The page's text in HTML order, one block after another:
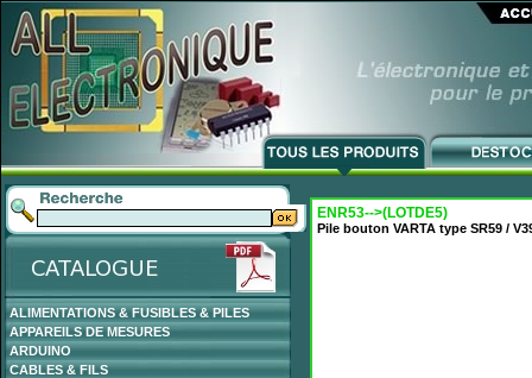
ALIMENTATIONS & FUSIBLES & PILES
APPAREILS DE MESURES
ARDUINO
CABLES & FILS
ENR53-->(LOTDE5)
Pile bouton VARTA type SR59 /